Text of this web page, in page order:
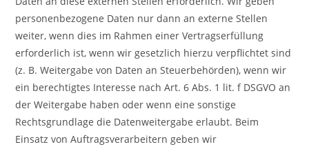
personenbezogene Daten nur dann an externe Stellen
weiter, wenn dies im Rahmen einer Vertragserfüllung
erforderlich ist, wenn wir gesetzlich hierzu verpflichtet sind
(z. B. Weitergabe von Daten an Steuerbehörden), wenn wir
ein berechtigtes Interesse nach Art. 6 Abs. 1 lit. f DSGVO an
der Weitergabe haben oder wenn eine sonstige
Rechtsgrundlage die Datenweitergabe erlaubt. Beim
Einsatz von Auftragsverarbeitern geben wir